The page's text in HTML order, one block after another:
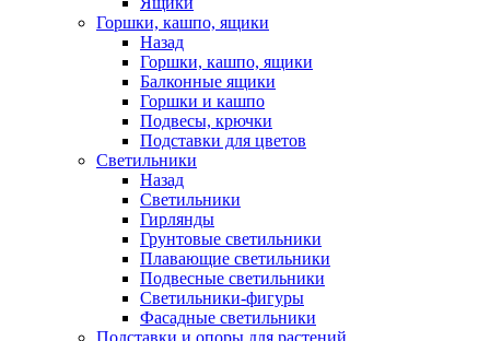
Горшки, кашпо, ящики
Назад
Горшки, кашпо, ящики
Балконные ящики
Горшки и кашпо
Подвесы, крючки
Подставки для цветов
Светильники
Назад
Светильники
Гирлянды
Грунтовые светильники
Плавающие светильники
Подвесные светильники
Светильники-фигуры
Фасадные светильники
Подставки и опоры для растений